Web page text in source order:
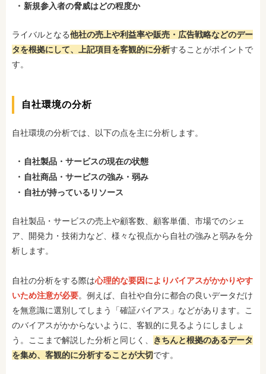
新規参入者の脅威はどの程度か
ライバルとなる他社の売上や利益率や販売・広告戦略などのデー
タを根拠にして、上記項目を客観的に分析することがポイントで
す。
自社環境の分析
自社環境の分析では、以下の点を主に分析します。
自社製品・サービスの現在の状態
自社商品・サービスの強み・弱み
自社が持っているリソース
自社製品・サービスの売上や顧客数、顧客単価、市場でのシェ
ア、開発力・技術力など、様々な視点から自社の強みと弱みを分
析します。
自社の分析をする際は心理的な要因によりバイアスがかかりやす
いため注意が必要。例えば、自社や自分に都合の良いデータだけ
を無意識に選別してしまう「確証バイアス」などがあります。こ
のバイアスがかからないように、客観的に見るようにしましょ
う。ここまで解説した分析と同じく、
きちんと根拠のあるデータ
を集め、客観的に分析することが大切です。